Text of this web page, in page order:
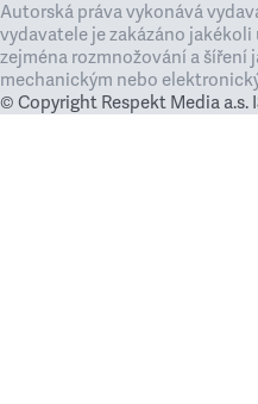
Autorská práva vykonává
vydavatele je zakázáno
zejména rozmnožování a šíření
mechanickým nebo
© Copyright Respekt Media a.s.